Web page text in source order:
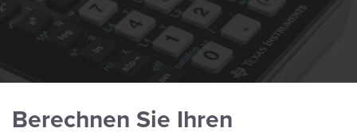
Berechnen Sie Ihren